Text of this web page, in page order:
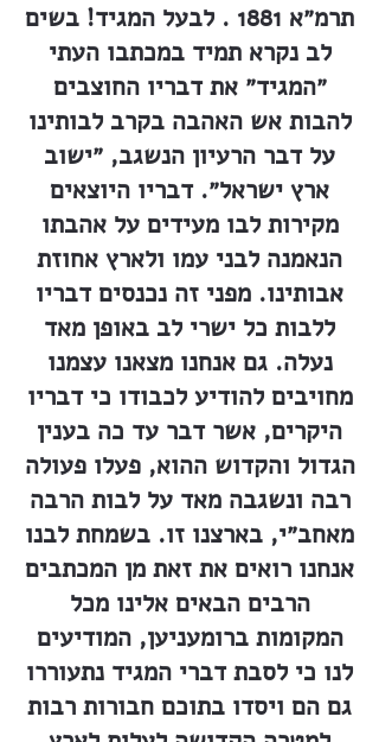
תרמ״א 1881 . לבעל המגיד! בשים
לב נקרא תמיד במכתבו העתי
״המגיד״ את דבריו החוצבים
להבות אש האהבה בקרב לבותינו
על דבר הרעיון הנשגב, ״ישוב
ארץ ישראל״. דבריו היוצאים
מקירות לבו מעידים על אהבתו
הנאמנה לבני עמו ולארץ אחוזת
אבותינו. מפני זה נכנסים דבריו
ללבות כל ישרי לב באופן מאד
נעלה. גם אנחנו מצאנו עצמנו
מחויבים להודיע לכבודו כי דבריו
היקרים, אשר דבר עד כה בענין
הגדול והקדוש ההוא, פעלו פעולה
רבה ונשגבה מאד על לבות הרבה
מאחב״י, בארצנו זו. בשמחת לבנו
אנחנו רואים את זאת מן המכתבים
הרבים הבאים אלינו מכל
המקומות ברומעניען, המודיעים
לנו כי לסבת דברי המגיד נתעוררו
גם הם ויסדו בתוכם חבורות רבות